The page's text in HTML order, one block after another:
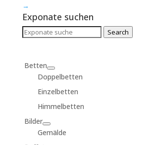
→
Exponate suchen
Search
Search
Betten
Doppelbetten
Einzelbetten
Himmelbetten
Bilder
Gemälde